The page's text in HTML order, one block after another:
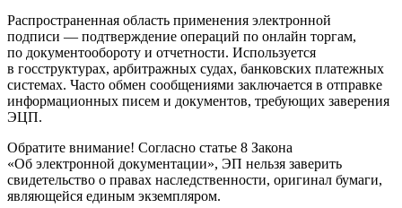
Распространенная область применения электронной
подписи — подтверждение операций по онлайн торгам,
по документообороту и отчетности. Используется
в госструктурах, арбитражных судах, банковских платежных
системах. Часто обмен сообщениями заключается в отправке
информационных писем и документов, требующих заверения
ЭЦП.
Обратите внимание! Согласно статье 8 Закона
«Об электронной документации», ЭП нельзя заверить
свидетельство о правах наследственности, оригинал бумаги,
являющейся единым экземпляром.